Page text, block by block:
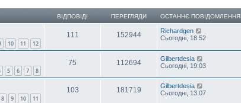
ВІДПОВІДІ ПЕРЕГЛЯДИ ОСТАННЄ ПОВІДОМЛЕННЯ
10 11 12
111 152944
Richardgen
Сьогодні, 18:52
5 6 7 8
75 112694
Gilbertdesia
Сьогодні, 19:03
8 9 10 11
103 181719
Gilbertdesia
Сьогодні, 13:07